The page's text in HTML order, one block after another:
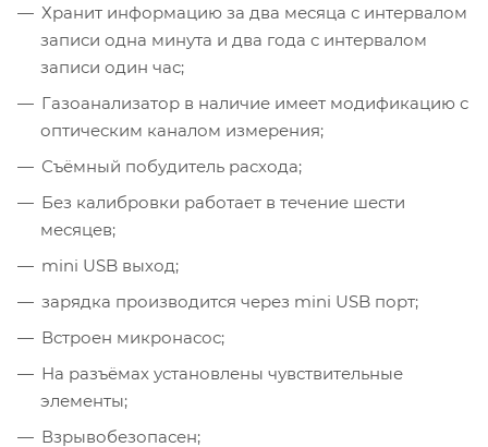
Хранит информацию за два месяца с интервалом
записи одна минута и два года с интервалом
записи один час;
Газоанализатор в наличие имеет модификацию с
оптическим каналом измерения;
Съёмный побудитель расхода;
Без калибровки работает в течение шести
месяцев;
mini USB выход;
зарядка производится через mini USB порт;
Встроен микронасос;
На разъёмах установлены чувствительные
элементы;
Взрывобезопасен;